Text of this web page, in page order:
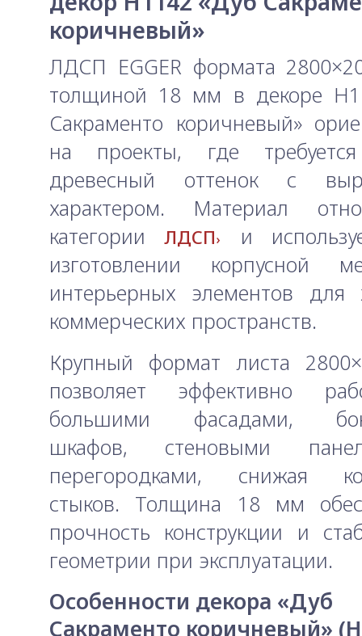
коричневый»
ЛДСП EGGER формата
толщиной 18 мм в декоре
Сакраменто коричневый»
на проекты, где
древесный оттенок с
характером. Материал
категорииЛДСП
и
изготовлении корпусной
интерьерных элементов
коммерческих пространств.
Крупный формат листа
позволяет эффективно
большими фасадами,
шкафов, стеновыми
перегородками, снижая
стыков. Толщина 18 мм
прочность конструкции и
геометрии при эксплуатации.
Особенности декора «Дуб
Сакраменто коричневый»